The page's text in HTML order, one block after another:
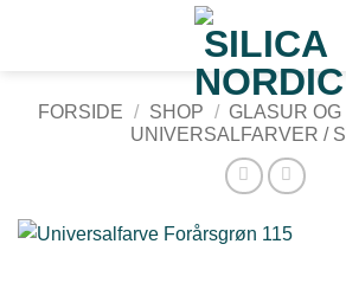
FORSIDE / SHOP / GLASUR OG
UNIVERSALFARVER /